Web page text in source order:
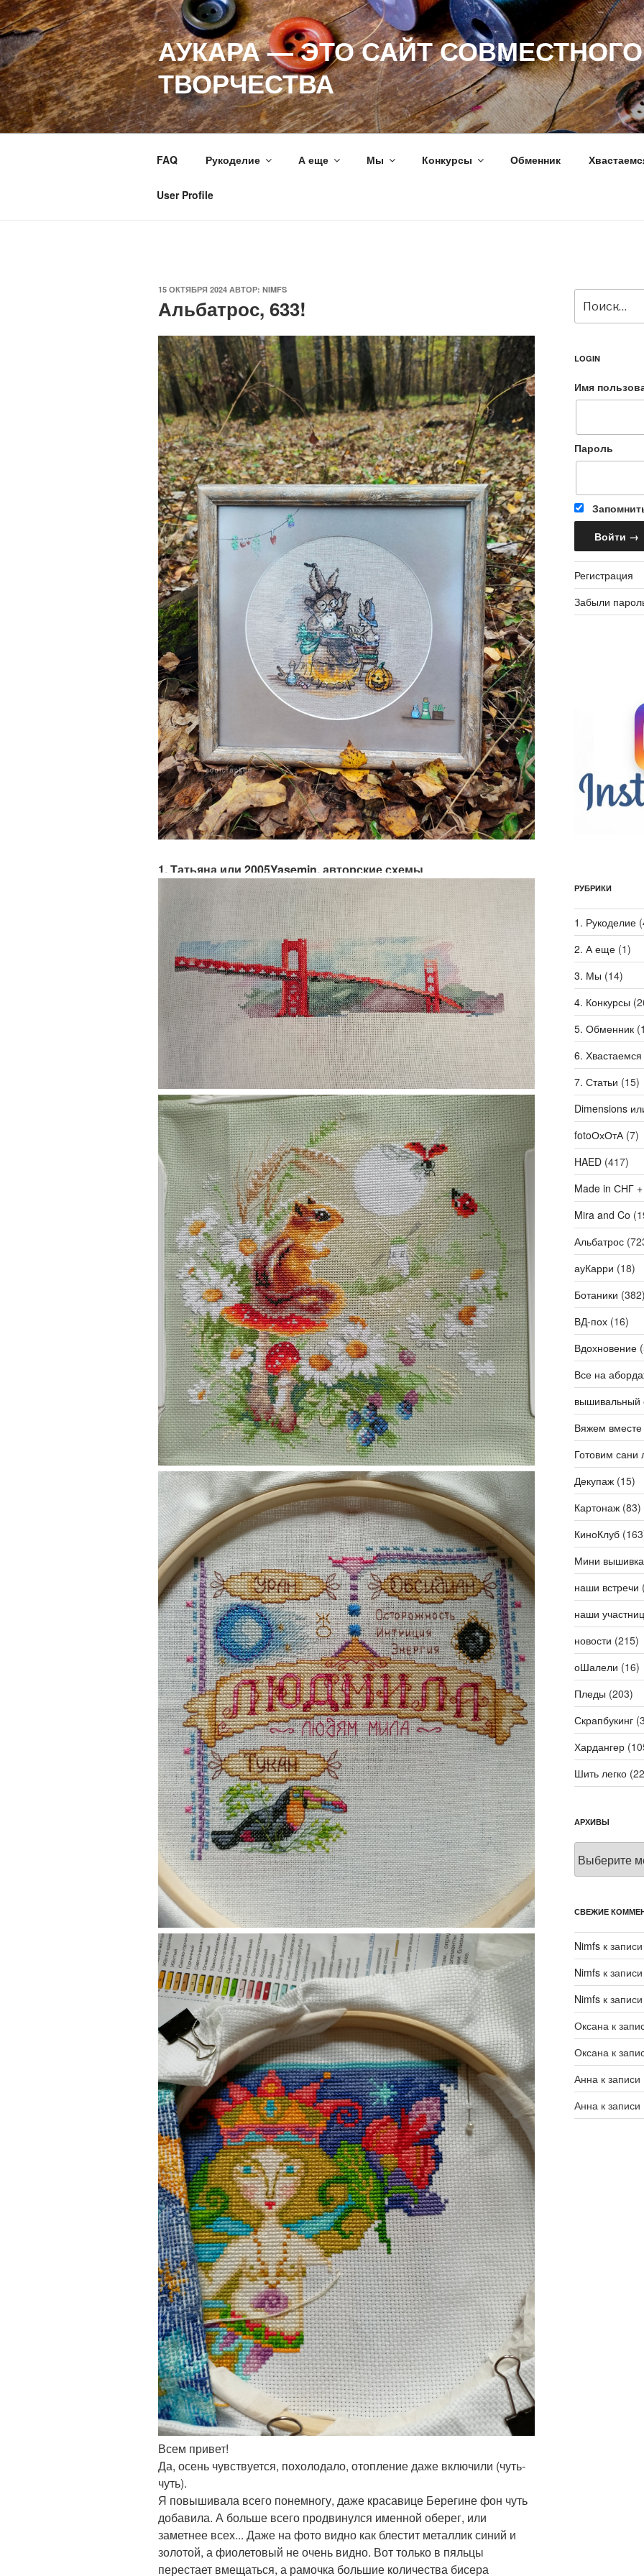
Перейти
к
содержимому
АУКАРА — ЭТО САЙТ СОВМЕСТНОГО
ТВОРЧЕСТВА
FAQ Рукоделие А еще Мы Конкурсы Обменник
User Profile
ОПУБЛИКОВАНО
15 ОКТЯБРЯ 2024 АВТОР: NIMFS
Альбатрос, 633!
1. Татьяна или 2005Yasemin, авторские схемы
Всем привет!
Да, осень чувствуется, похолодало, отопление даже включили (чуть-
чуть).
Я повышивала всего понемногу, даже красавице Берегине фон чуть
добавила. А больше всего продвинулся именной оберег, или
заметнее всех... Даже на фото видно как блестит металлик синий и
золотой, а фиолетовый не очень видно. Вот только в пяльцы
перестает вмещаться, а рамочка большие количества бисера
LOGIN
Имя
Пароль
Регистрация
Забыли
РУБРИКИ
1. Рукоделие
2. А еще(1)
3. Мы (14)
4. Конкурсы
5. Обменник
6. Хвастаемся
7. Статьи (15)
Dimensions
fotoОхОтА(7)
HAED(417)
Made in СНГ
Mira and Co
Альбатрос
ауКарри (18)
Ботаники
ВД-пох(16)
Вдохновение
Все на
вышивальный
Вяжем вместе
Готовим сани
Декупаж(15)
Картонаж(83)
КиноКлуб
Мини вышивка
наши встречи
наши
новости (215)
оШалели (16)
Пледы (203)
Скрапбукинг
Хардангер
Шить легко
АРХИВЫ
СВЕЖИЕ
Nimfsк
Nimfsк
Nimfsк
Оксанак
Оксанак
Аннак записи
Аннак записи